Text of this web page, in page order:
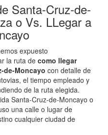
Santa-Cruz-de-
o Vs. LLegar a
expuesto
la ruta de como llegar
de-Moncayo con detalle de
el tiempo empleado y
de la ruta elegida.
Santa-Cruz-de-Moncayo o
una calle o lugar de
cualquier ciudad de